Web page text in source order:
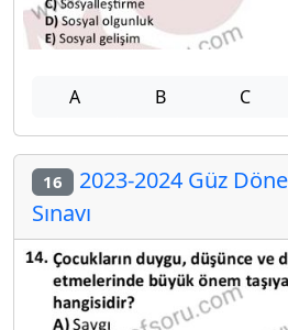
A B C
16 2023-2024 Güz
Sınavı